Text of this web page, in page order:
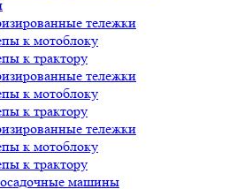
тележки
к мотоблоку
к трактору
тележки
к мотоблоку
к трактору
тележки
к мотоблоку
к трактору
машины